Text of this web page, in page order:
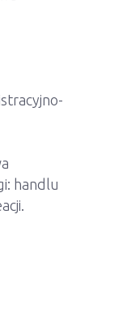
handlu